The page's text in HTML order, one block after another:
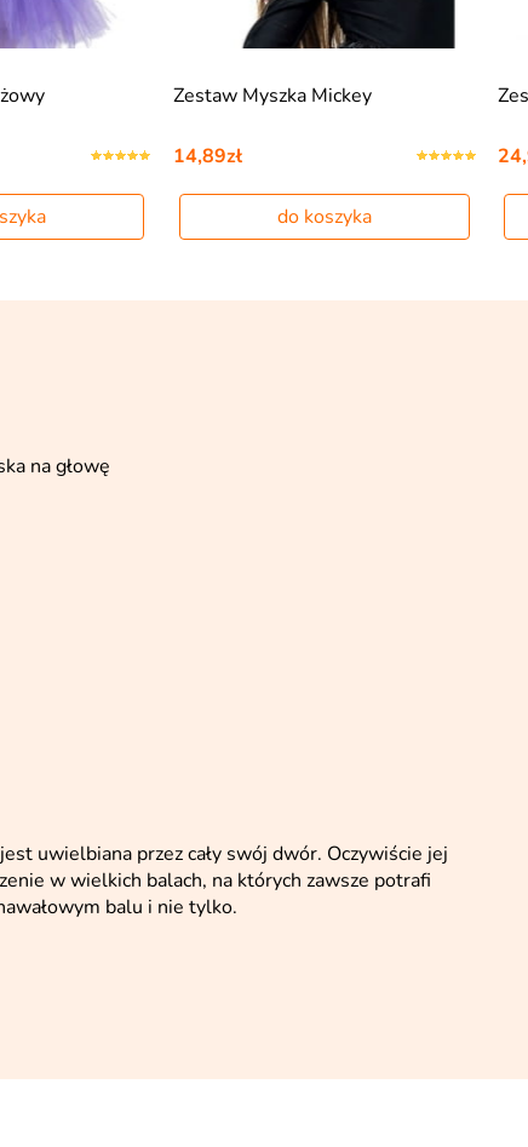
Zestaw Myszka Mickey
14,89zł
do koszyka
na głowę
uwielbiana przez cały swój dwór. Oczywiście jej
w wielkich balach, na których zawsze potrafi
balu i nie tylko.